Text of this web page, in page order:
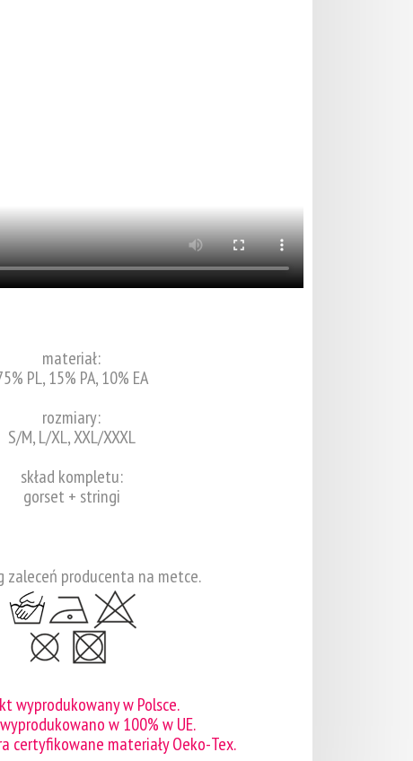
materiał:
PL, 15% PA, 10% EA
rozmiary:
S/M, L/XL, XXL/XXXL
skład kompletu:
gorset + stringi
zaleceń producenta na metce.
wyprodukowany w Polsce.
w 100% w UE.
certyfikowane materiały Oeko-Tex.